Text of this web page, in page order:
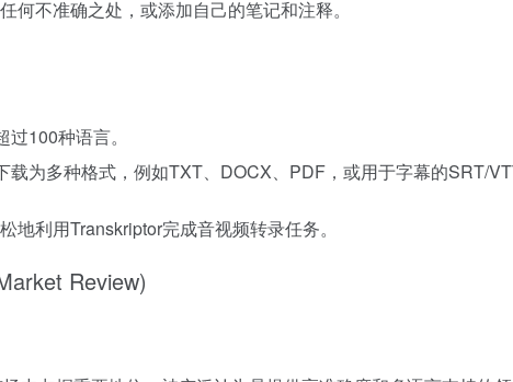
何不准确之处，或添加自己的笔记和注释。
过100种语言。
载为多种格式，例如TXT、DOCX、PDF，或用于字幕的SRT/
地利用Transkriptor完成音视频转录任务。
Review)